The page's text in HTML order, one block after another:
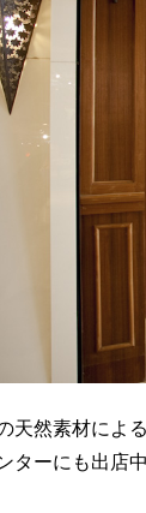
天然素材によ
ターにも出店中